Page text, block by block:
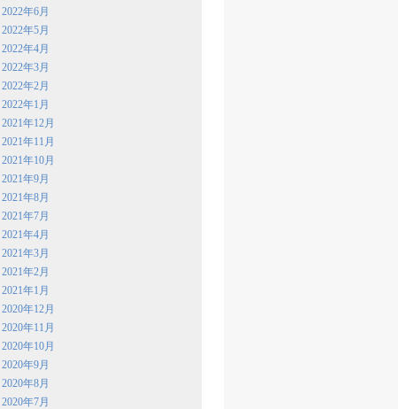
2022年6月
2022年5月
2022年4月
2022年3月
2022年2月
2022年1月
2021年12月
2021年11月
2021年10月
2021年9月
2021年8月
2021年7月
2021年4月
2021年3月
2021年2月
2021年1月
2020年12月
2020年11月
2020年10月
2020年9月
2020年8月
2020年7月